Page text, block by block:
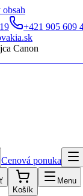
+421 905 609
Canon
Cenová ponuka
Košík
Menu